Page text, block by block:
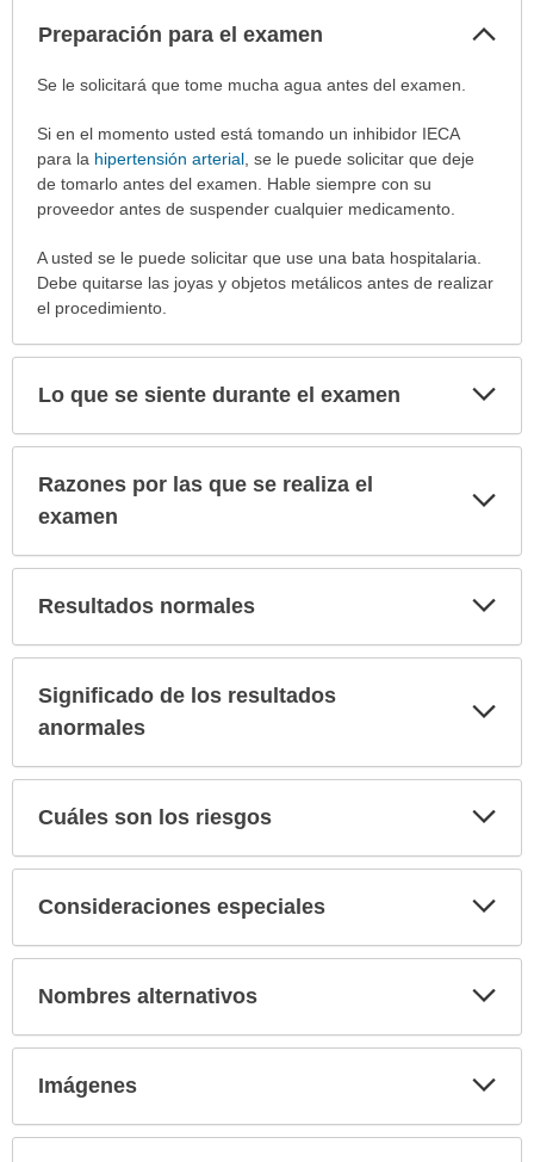
Preparación para el examen
Preparación
examen
sido
Se le solicitará que tome mucha agua antes del examen.
Si en el momento usted está tomando un inhibidor IECA
para la hipertensión arterial, se le puede solicitar que deje
de tomarlo antes del examen. Hable siempre con su
proveedor antes de suspender cualquier medicamento.
A usted se le puede solicitar que use una bata hospitalaria.
Debe quitarse las joyas y objetos metálicos antes de realizar
el procedimiento.
Lo que se siente durante el examen
Razones por las que se realiza el
examen
Resultados normales
Significado de los resultados
anormales
Cuáles son los riesgos
Consideraciones especiales
Nombres alternativos
Imágenes